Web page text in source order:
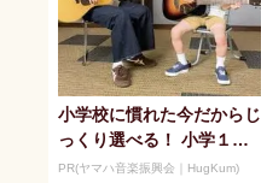
小学校に慣れた今だからじ
っくり選べる！ 小学１年
生夏休みからの「音楽教
PR(ヤマハ音楽振興会｜HugKum)